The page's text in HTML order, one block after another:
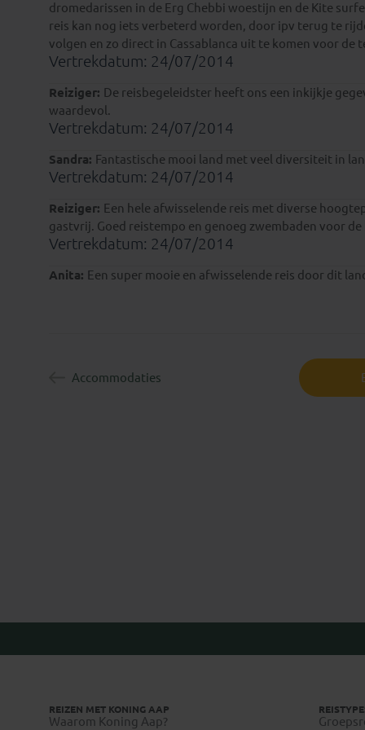
dromedarissen in de Erg Chebbi woestijn en de Kite
reis kan nog iets verbeterd worden, door ipv terug te
volgen en zo direct in Cassablanca uit te komen voor de
Vertrekdatum: 24/07/2014
Reiziger: De reisbegeleidster heeft ons een inkijkje
waardevol.
Vertrekdatum: 24/07/2014
Sandra: Fantastische mooi land met veel diversiteit in
Vertrekdatum: 24/07/2014
Reiziger: Een hele afwisselende reis met diverse
gastvrij. Goed reistempo en genoeg zwembaden voor de
Vertrekdatum: 24/07/2014
Anita: Een super mooie en afwisselende reis door dit
Accommodaties
REIZEN MET KONING AAP
Waarom Koning Aap?